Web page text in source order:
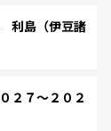
島（伊豆諸
７～２０２